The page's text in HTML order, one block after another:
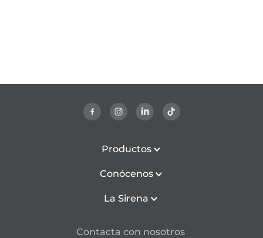
Productos
Conócenos
La Sirena
Contacta con nosotros